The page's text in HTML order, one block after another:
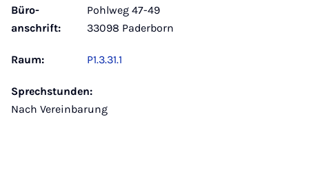
Büro­
anschrift:
Pohlweg 47-49
33098 Paderborn
Raum: P1.3.31.1
Sprechstunden:
Nach Vereinbarung